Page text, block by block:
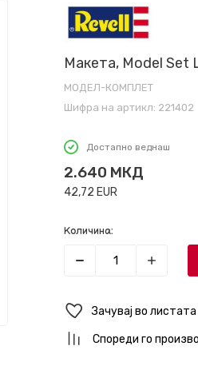
Макета, Model
МОДЕЛ-КОМПЛЕТ
Шифра на артикл: 221402
Достапно веднаш
2.640 МКД
42,72 EUR
Количина:
Зачувај во
Спореди го